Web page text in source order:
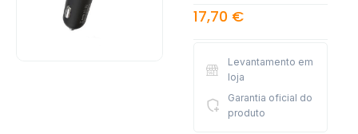
17,70 €
Levantamento em
loja
Garantia oficial do
produto